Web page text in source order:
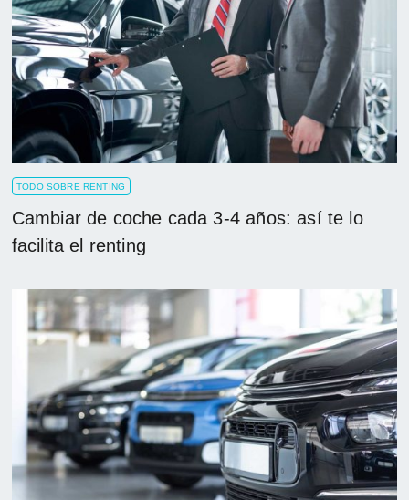
TODO SOBRE RENTING
Cambiar de coche cada 3-4 años: así te lo
facilita el renting